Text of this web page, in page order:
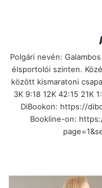
Polgári nevén:
élsportolói szinten.
között kismaratoni
3K 9:18 12K 42:15 21K
DiBookon: https://
Bookline-on: